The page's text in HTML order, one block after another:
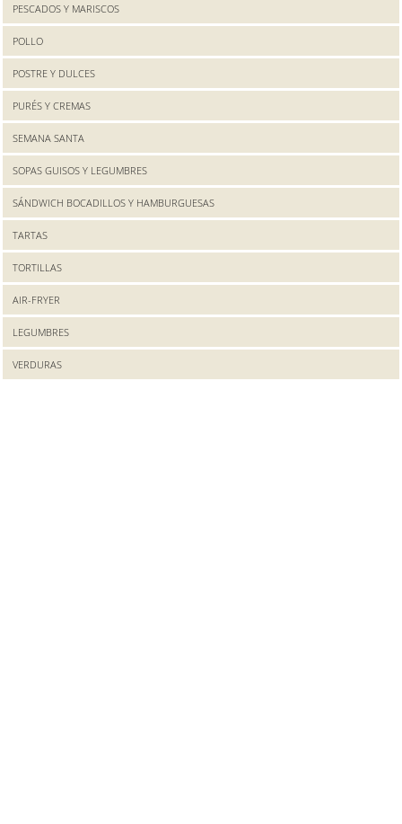
PESCADOS Y MARISCOS
POLLO
POSTRE Y DULCES
PURÉS Y CREMAS
SEMANA SANTA
SOPAS GUISOS Y LEGUMBRES
SÁNDWICH BOCADILLOS Y HAMBURGUESAS
TARTAS
TORTILLAS
AIR-FRYER
LEGUMBRES
VERDURAS